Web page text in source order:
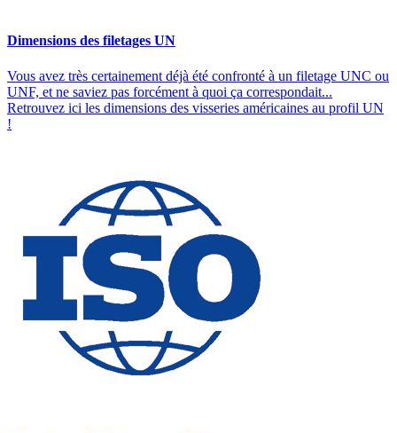
Dimensions des filetages UN
Vous avez très certainement déjà été confronté à un filetage UNC ou
UNF, et ne saviez pas forcément à quoi ça correspondait...
Retrouvez ici les dimensions des visseries américaines au profil UN
!